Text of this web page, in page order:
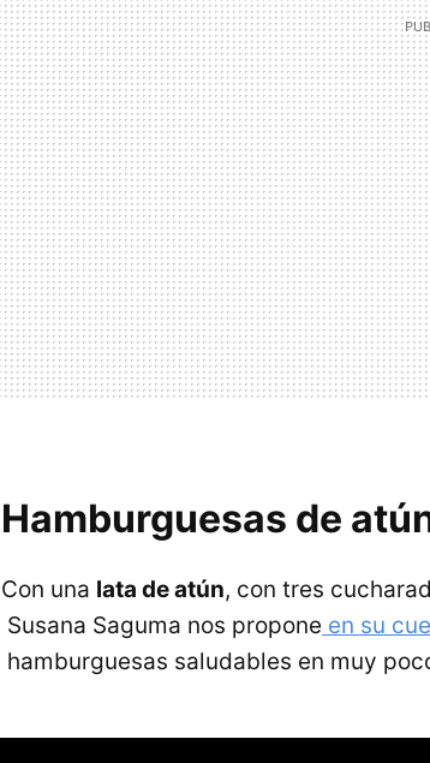
Hamburguesas de
Con una lata de atún, con tres
Susana Saguma nos propone en su
hamburguesas saludables en muy